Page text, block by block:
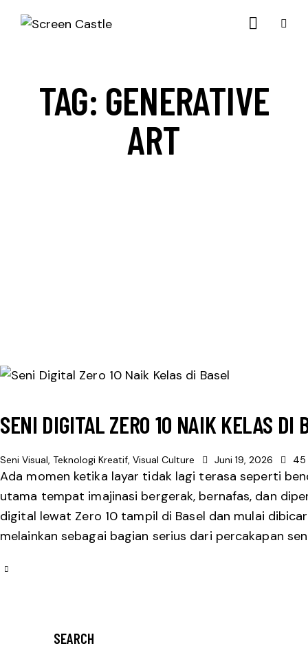
TAG: GENERATIVE
ART
SENI DIGITAL ZERO 10 NAIK KELAS DI
Seni Visual, Teknologi Kreatif, Visual Culture Juni 19, 2026 45
Ada momen ketika layar tidak lagi terasa seperti
utama tempat imajinasi bergerak, bernafas, dan
digital lewat Zero 10 tampil di Basel dan mulai
melainkan sebagai bagian serius dari percakapan
SEARCH